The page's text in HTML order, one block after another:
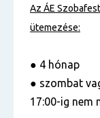
Az ÁE
ütemezése:
● 4 hónap
● szombat
17:00-ig nem